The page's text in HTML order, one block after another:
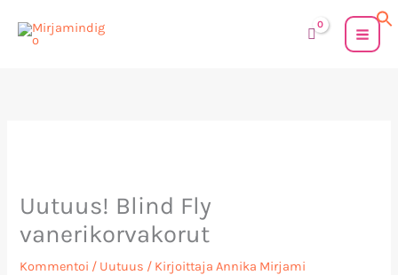
sisältöön
Uutuus! Blind Fly
vanerikorvakorut
Kommentoi / Uutuus / KirjoittajaAnnika Mirjami